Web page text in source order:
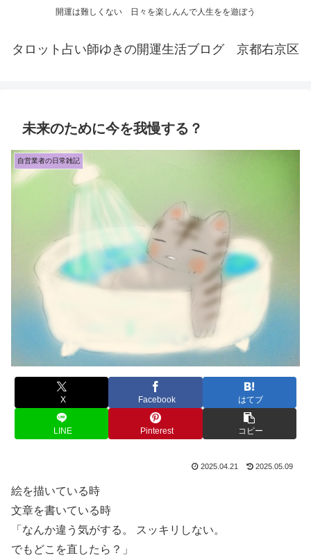
開運は難しくない 日々を楽しんんで人生をを遊ぼう
タロット占い師ゆきの開運生活ブログ 京都右京区
未来のために今を我慢する？
自営業者の日常雑記
X Facebook はてブ
LINE Pinterest コピー
2025.04.21 2025.05.09
絵を描いている時
文章を書いている時
「なんか違う気がする。 スッキリしない。
でもどこを直したら？」